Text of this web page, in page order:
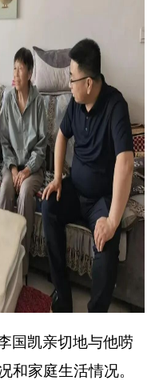
国凯亲切地与他唠
和家庭生活情况。